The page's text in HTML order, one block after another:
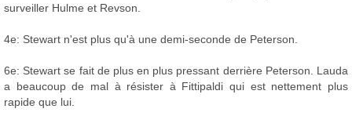
surveiller Hulme et Revson.
4e: Stewart n'est plus qu'à une demi-seconde de Peterson.
6e: Stewart se fait de plus en plus pressant derrière Peterson. Lauda
a beaucoup de mal à résister à Fittipaldi qui est nettement plus
rapide que lui.